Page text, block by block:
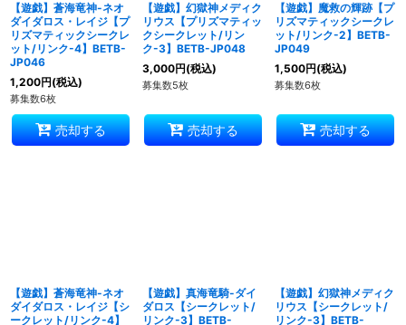
【遊戯】蒼海竜神-ネオ
ダイダロス・レイジ【プ
リズマティックシークレ
ット/リンク-4】BETB-
JP046
1,200円(税込)
募集数6枚
売却する
【遊戯】幻獄神メディク
リウス【プリズマティッ
クシークレット/リン
ク-3】BETB-JP048
3,000円(税込)
募集数5枚
売却する
【遊戯】魔救の輝跡【プ
リズマティックシークレ
ット/リンク-2】BETB-
JP049
1,500円(税込)
募集数6枚
売却する
【遊戯】蒼海竜神-ネオ
ダイダロス・レイジ【シ
ークレット/リンク-4】
【遊戯】真海竜騎-ダイ
ダロス【シークレット/
リンク-3】BETB-
【遊戯】幻獄神メディク
リウス【シークレット/
リンク-3】BETB-